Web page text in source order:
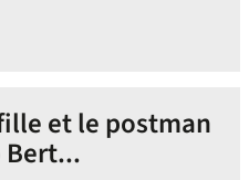
et le postman